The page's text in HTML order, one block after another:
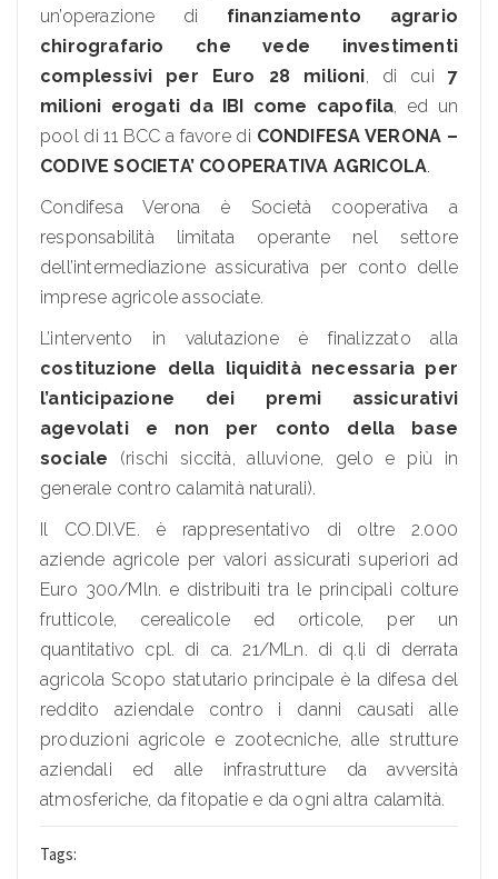
un’operazione di finanziamento agrario
chirografario che vede investimenti
complessivi per Euro 28 milioni, di cui 7
milioni erogati da IBI come capofila, ed un
pool di 11 BCC a favore di CONDIFESA VERONA –
CODIVE SOCIETA’ COOPERATIVA AGRICOLA.
Condifesa Verona è Società cooperativa a
responsabilità limitata operante nel settore
dell’intermediazione assicurativa per conto delle
imprese agricole associate.
L’intervento in valutazione è finalizzato alla
costituzione della liquidità necessaria per
l’anticipazione dei premi assicurativi
agevolati e non per conto della base
sociale (rischi siccità, alluvione, gelo e più in
generale contro calamità naturali).
Il CO.DI.VE. è rappresentativo di oltre 2.000
aziende agricole per valori assicurati superiori ad
Euro 300/Mln. e distribuiti tra le principali colture
frutticole, cerealicole ed orticole, per un
quantitativo cpl. di ca. 21/MLn. di q.li di derrata
agricola Scopo statutario principale è la difesa del
reddito aziendale contro i danni causati alle
produzioni agricole e zootecniche, alle strutture
aziendali ed alle infrastrutture da avversità
atmosferiche, da fitopatie e da ogni altra calamità.
Tags: